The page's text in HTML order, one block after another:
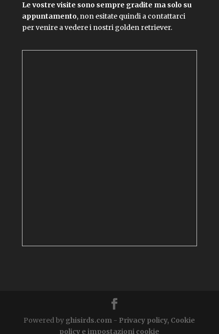
Le vostre visite sono sempre gradite ma solo su
appuntamento, non esitate quindi a contattarci
per venire a vedere i nostri golden retriever.
Powered by ghisirds.com - Privacy policy, Cookie
policy e impostazioni cookie